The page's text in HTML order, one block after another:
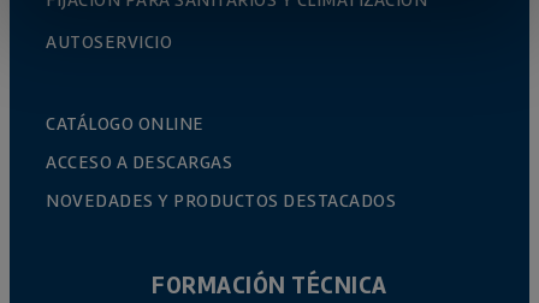
AUTOSERVICIO
CATÁLOGO ONLINE
ACCESO A DESCARGAS
NOVEDADES Y PRODUCTOS DESTACADOS
FORMACIÓN TÉCNICA